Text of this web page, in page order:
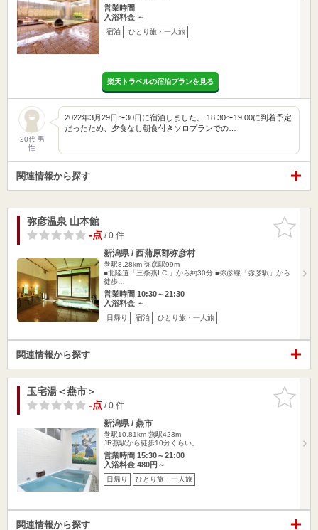
営業時間
入浴料金 ～
宿泊 ひとり旅・一人旅
楽天トラベルの宿泊プランを見る
20代 男
性
2022年3月29日〜30日に宿泊しました。 18:30〜19:00に到着予定
だったため、夕食なし朝食付きソロプランでの…
関連情報から探す
お気に入
りに追加
弥彦温泉 山本館
-点/ 0 件
新潟県 / 西蒲原郡弥彦村
巻駅8.28km 弥彦駅99m
■北陸道「三条燕I.C.」から約30分 ■弥彦線「弥彦駅」から
徒歩…
営業時間 10:30～21:30
入浴料金 ～
日帰り 宿泊 ひとり旅・一人旅
関連情報から探す
お気に入
りに追加
玉宅湯＜燕市＞
-点/ 0 件
新潟県 / 燕市
巻駅10.81km 燕駅423m
JR燕駅から徒歩10分くらい。
営業時間 15:30～21:00
入浴料金 480円～
日帰り ひとり旅・一人旅
関連情報から探す